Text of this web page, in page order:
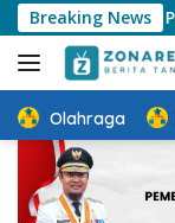
Langsung
ke
konten
Breaking News
Penguatan
Olahraga